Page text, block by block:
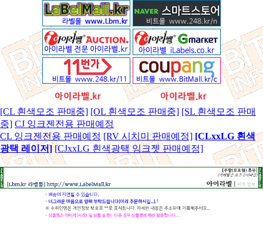
[CL 흰색모조 판매중] [OL 흰색모조 판매중] [SL 흰색모조 판매
중] CJ 잉크젠전용 판매예정
CL 잉크젠전용 판매예정 [RV 시치미 판매예정] [CLxxLG 흰색
광택 레이저] [CJxxLG 흰색광택 잉크젯 판매예정]